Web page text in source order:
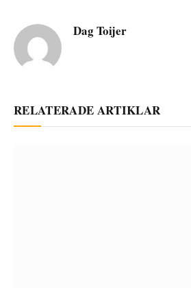
Dag Toijer
RELATERADE ARTIKLAR